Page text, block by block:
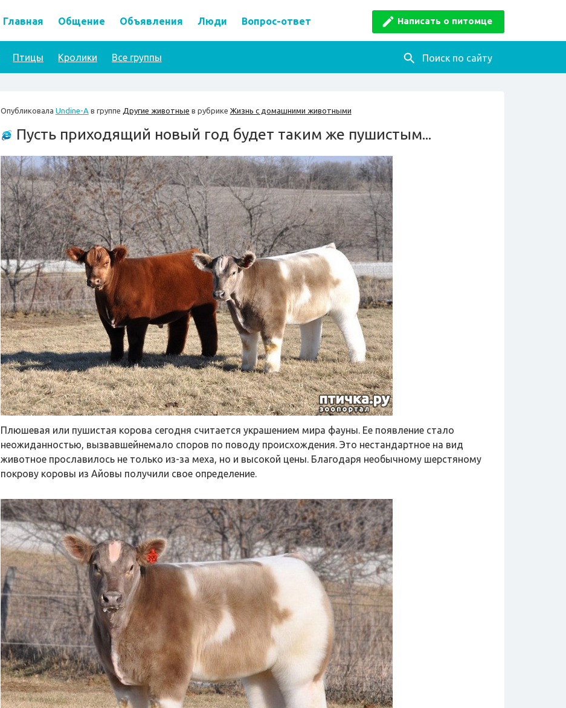
Написать о питомце
Главная Общение Объявления Люди Вопрос-ответ
Поиск по сайту
Птицы Кролики Все группы
Опубликовала Undine-A в группе Другие животные в рубрике Жизнь с домашними животными
Пусть приходящий новый год будет таким же пушистым...
Плюшевая или пушистая корова сегодня считается украшением мира фауны. Ее появление стало
неожиданностью, вызвавшейнемало споров по поводу происхождения. Это нестандартное на вид
животное прославилось не только из-за меха, но и высокой цены. Благодаря необычному шерстяному
покрову коровы из Айовы получили свое определение.